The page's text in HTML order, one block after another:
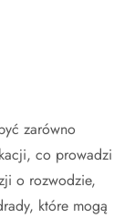
zarówno
co prowadzi
o rozwodzie,
które mogą